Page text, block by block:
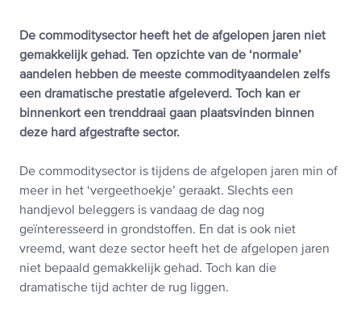
De commoditysector heeft het de afgelopen jaren niet
gemakkelijk gehad. Ten opzichte van de ‘normale’
aandelen hebben de meeste commodityaandelen zelfs
een dramatische prestatie afgeleverd. Toch kan er
binnenkort een trenddraai gaan plaatsvinden binnen
deze hard afgestrafte sector.
De commoditysector is tijdens de afgelopen jaren min of
meer in het ‘vergeethoekje’ geraakt. Slechts een
handjevol beleggers is vandaag de dag nog
geïnteresseerd in grondstoffen. En dat is ook niet
vreemd, want deze sector heeft het de afgelopen jaren
niet bepaald gemakkelijk gehad. Toch kan die
dramatische tijd achter de rug liggen.